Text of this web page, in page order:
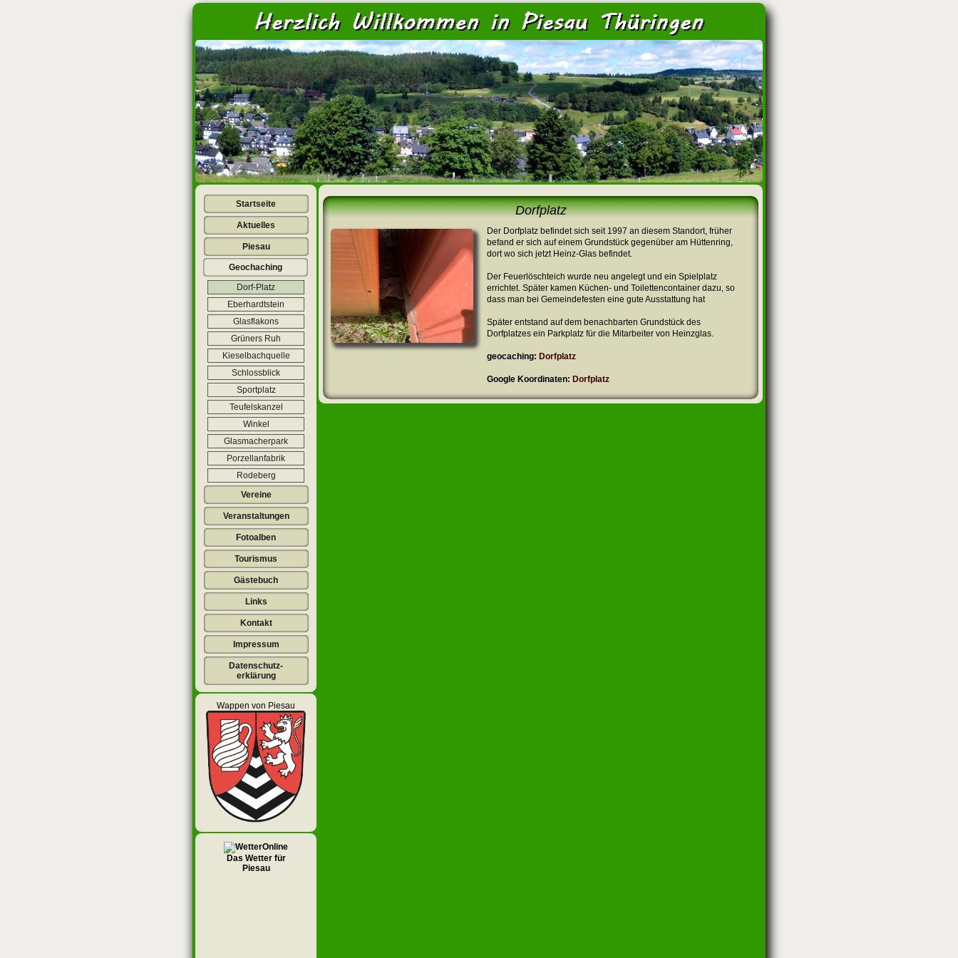
< >
<
Startseite
Aktuelles
Piesau
Geochaching
Dorf-Platz
Eberhardtstein
Glasflakons
Grüners Ruh
Kieselbachquelle
Schlossblick
Sportplatz
Teufelskanzel
Winkel
Glasmacherpark
Porzellanfabrik
Rodeberg
Vereine
Veranstaltungen
Fotoalben
Tourismus
Gästebuch
Links
Kontakt
Impressum
Datenschutz-
erklärung
Wappen von Piesau
Das Wetter für
Piesau
Dorfplatz
Der Dorfplatz befindet sich seit 1997 an diesem Standort, früher
befand er sich auf einem Grundstück gegenüber am Hüttenring,
dort wo sich jetzt Heinz-Glas befindet.
Der Feuerlöschteich wurde neu angelegt und ein Spielplatz
errichtet. Später kamen Küchen- und Toilettencontainer dazu, so
dass man bei Gemeindefesten eine gute Ausstattung hat
Später entstand auf dem benachbarten Grundstück des
Dorfplatzes ein Parkplatz für die Mitarbeiter von Heinzglas.
geocaching: Dorfplatz
Google Koordinaten: Dorfplatz